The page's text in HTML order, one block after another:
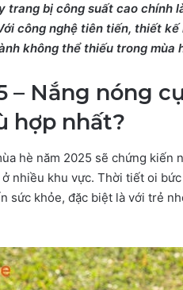
trang bị công suất cao chính
công nghệ tiên tiến, thiết
không thể thiếu trong mùa
– Nắng nóng
hợp nhất?
hè năm 2025 sẽ chứng kiến
nhiều khu vực. Thời tiết oi
sức khỏe, đặc biệt là với trẻ